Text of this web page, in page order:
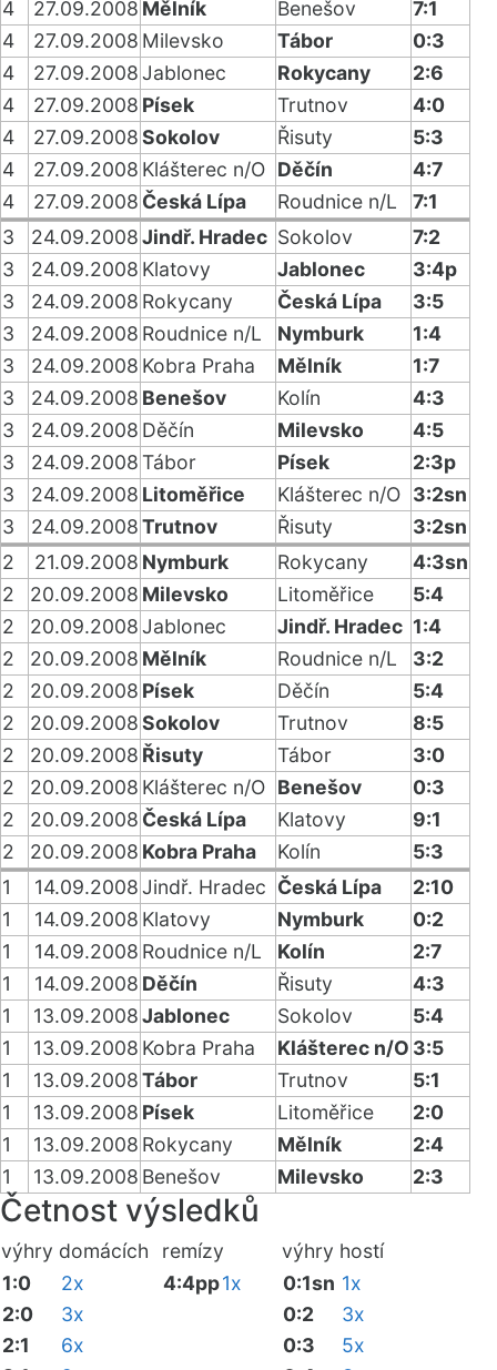
4 27.09.2008 Mělník Benešov
7:1
4
27.09.2008 Milevsko Tábor
0:3
4
27.09.2008Jablonec Rokycany
2:6
4
27.09.2008 Písek Trutnov
4:0
4
27.09.2008Sokolov Řisuty
5:3
4
27.09.2008 Klášterec n/O Děčín
4:7
4
27.09.2008 Česká Lípa Roudnice n/L
7:1
3
24.09.2008Jindř. Hradec Sokolov
7:2
3
24.09.2008 Klatovy Jablonec
3:4p
3
24.09.2008 Rokycany Česká Lípa
3:5
3
24.09.2008 Roudnice n/L Nymburk
1:4
3
24.09.2008 Kobra Praha Mělník
1:7
3
24.09.2008 Benešov Kolín
4:3
3
24.09.2008 Děčín Milevsko
4:5
3
24.09.2008Tábor Písek
2:3p
3
24.09.2008 Litoměřice Klášterec n/O 3:2sn
3
24.09.2008Trutnov Řisuty
3:2sn
2
21.09.2008 Nymburk Rokycany
4:3sn
2
20.09.2008 Milevsko Litoměřice
5:4
2
20.09.2008Jablonec Jindř. Hradec 1:4
2
20.09.2008 Mělník Roudnice n/L
3:2
2
20.09.2008 Písek Děčín
5:4
2
20.09.2008Sokolov Trutnov
8:5
2
20.09.2008 Řisuty Tábor
3:0
2
20.09.2008 Klášterec n/O Benešov
0:3
2
20.09.2008 Česká Lípa Klatovy
9:1
2
20.09.2008 Kobra Praha Kolín
5:3
1
14.09.2008Jindř. Hradec Česká Lípa
2:10
1
14.09.2008 Klatovy Nymburk
0:2
1
14.09.2008 Roudnice n/L Kolín
2:7
1
14.09.2008 Děčín Řisuty
4:3
1
13.09.2008Jablonec Sokolov
5:4
1
13.09.2008 Kobra Praha Klášterec n/O 3:5
1
13.09.2008Tábor Trutnov
5:1
1
13.09.2008 Písek Litoměřice
2:0
1
13.09.2008 Rokycany Mělník
2:4
1
13.09.2008 Benešov Milevsko 2:3
Četnost výsledků
výhry domácích remízy výhry hostí
1:0
2x
2:0
3x
2:1
6x
4:4pp1x 0:1sn 1x
0:2
3x
0:3
5x